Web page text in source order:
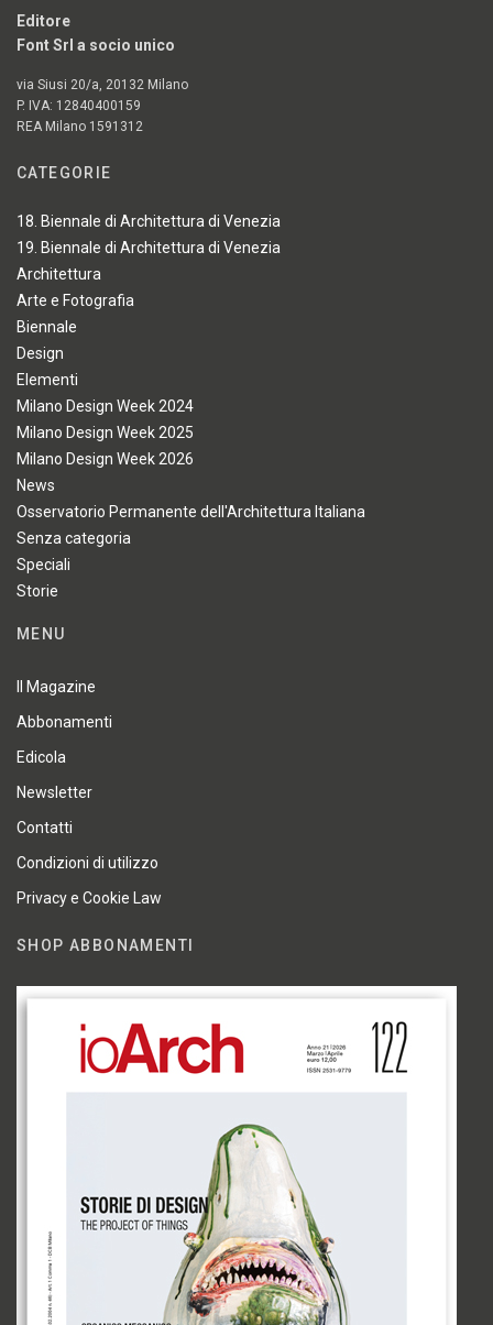
Editore
Font Srl a socio unico
via Siusi 20/a, 20132 Milano
P. IVA: 12840400159
REA Milano 1591312
CATEGORIE
18. Biennale di Architettura di Venezia
19. Biennale di Architettura di Venezia
Architettura
Arte e Fotografia
Biennale
Design
Elementi
Milano Design Week 2024
Milano Design Week 2025
Milano Design Week 2026
News
Osservatorio Permanente dell'Architettura Italiana
Senza categoria
Speciali
Storie
MENU
Il Magazine
Abbonamenti
Edicola
Newsletter
Contatti
Condizioni di utilizzo
Privacy e Cookie Law
SHOP ABBONAMENTI